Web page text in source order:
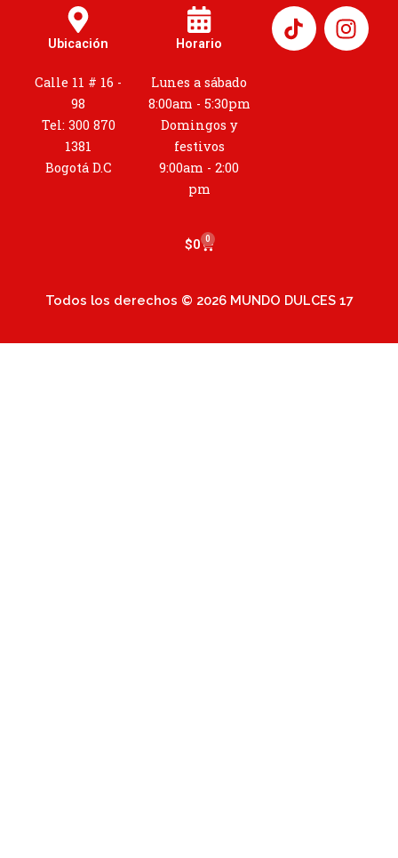
Ubicación
Calle 11 # 16 -
98
Tel: 300 870
1381
Bogotá D.C
Horario
Lunes a sábado
8:00am - 5:30pm
Domingos y
festivos
9:00am - 2:00
pm
I
n
s
$0 0
Cart
Todos los derechos © 2026 MUNDO DULCES 17